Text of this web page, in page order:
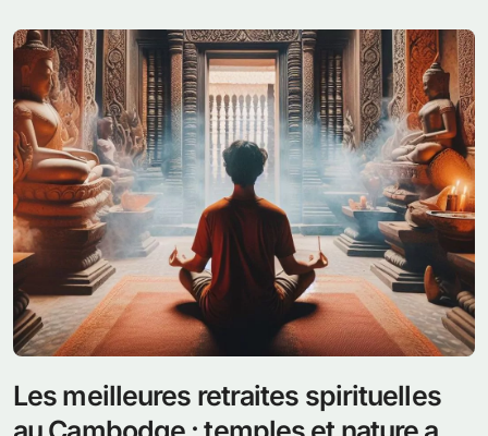
Les meilleures retraites spirituelles